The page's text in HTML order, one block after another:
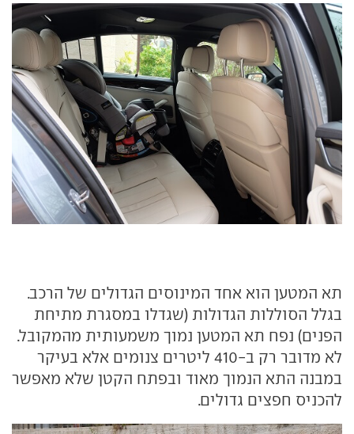
תא המטען הוא אחד המינוסים הגדולים של הרכב.
בגלל הסוללות הגדולות (שגדלו במסגרת מתיחת
הפנים) נפח תא המטען נמוך משמעותית מהמקובל.
לא מדובר רק ב-410 ליטרים צנומים אלא בעיקר
במבנה התא הנמוך מאוד ובפתח הקטן שלא מאפשר
להכניס חפצים גדולים.